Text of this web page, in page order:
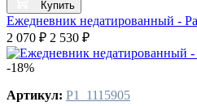
Купить
Ежедневник недатированный -
2 070 ₽ 2 530 ₽
-18%
Артикул: P1_1115905